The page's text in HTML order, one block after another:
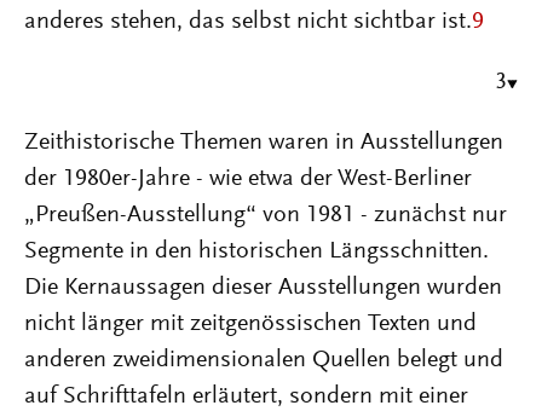
anderes stehen, das selbst nicht sichtbar ist.9
3
Zeithistorische Themen waren in Ausstellungen
der 1980er-Jahre - wie etwa der West-Berliner
„Preußen-Ausstellung“ von 1981 - zunächst nur
Segmente in den historischen Längsschnitten.
Die Kernaussagen dieser Ausstellungen wurden
nicht länger mit zeitgenössischen Texten und
anderen zweidimensionalen Quellen belegt und
auf Schrifttafeln erläutert, sondern mit einer